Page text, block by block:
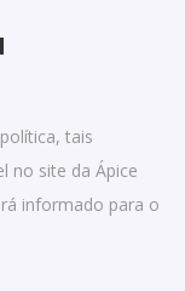
tais
no site da Ápice
informado para o